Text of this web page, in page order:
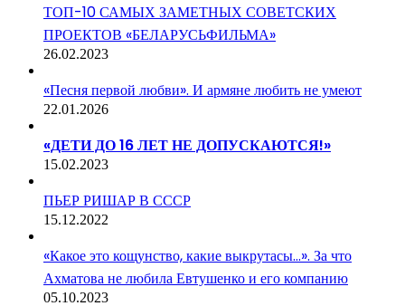
ТОП-10 САМЫХ ЗАМЕТНЫХ СОВЕТСКИХ
ПРОЕКТОВ «БЕЛАРУСЬФИЛЬМА»
26.02.2023
«Песня первой любви». И армяне любить не умеют
22.01.2026
«ДЕТИ ДО 16 ЛЕТ НЕ ДОПУСКАЮТСЯ!»
15.02.2023
ПЬЕР РИШАР В СССР
15.12.2022
«Какое это кощунство, какие выкрутасы…». За что
Ахматова не любила Евтушенко и его компанию
05.10.2023